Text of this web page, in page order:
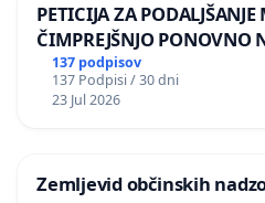
PETICIJA ZA
ČIMPREJŠNJO PONOVNO
BERNARDA ŠRAJNERJA
REPUBLIKE SLOVENIJE V
137 podpisov
137 Podpisi / 30 dni
23 Jul 2026
Zemljevid občinskih